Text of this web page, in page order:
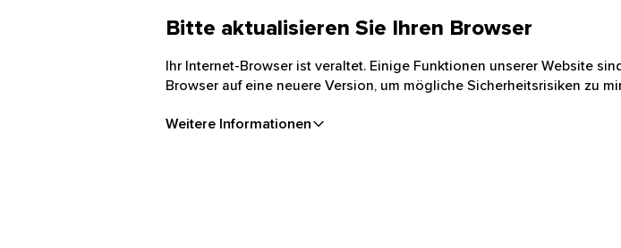
Bitte aktualisieren Sie Ihren Browser
Ihr Internet-Browser ist veraltet. Einige Funktionen unserer Website
Browser auf eine neuere Version, um mögliche Sicherheitsrisiken zu
Weitere Informationen